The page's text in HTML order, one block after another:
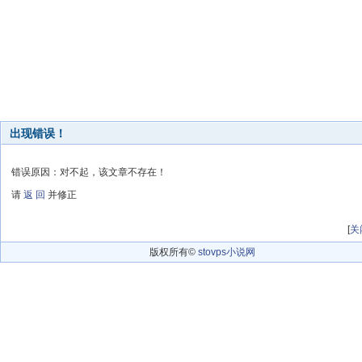
出现错误！
错误原因：对不起，该文章不存在！
请 返 回 并修正
[关
版权所有© stovps小说网